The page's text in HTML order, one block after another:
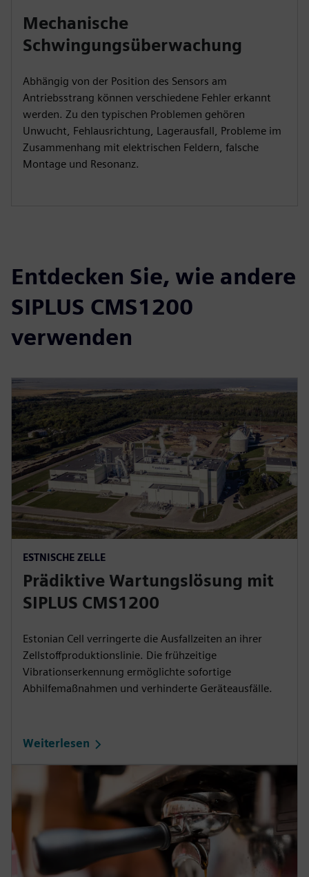
Mechanische
Schwingungsüberwachung
Abhängig von der Position des Sensors am
Antriebsstrang können verschiedene Fehler erkannt
werden. Zu den typischen Problemen gehören
Unwucht, Fehlausrichtung, Lagerausfall, Probleme im
Zusammenhang mit elektrischen Feldern, falsche
Montage und Resonanz.
Entdecken Sie, wie andere
SIPLUS CMS1200
verwenden
ESTNISCHE ZELLE
Prädiktive Wartungslösung mit
SIPLUS CMS1200
Estonian Cell verringerte die Ausfallzeiten an ihrer
Zellstoffproduktionslinie. Die frühzeitige
Vibrationserkennung ermöglichte sofortige
Abhilfemaßnahmen und verhinderte Geräteausfälle.
Weiterlesen